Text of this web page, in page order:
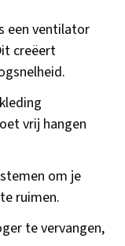
een ventilator
creëert
vrij hangen
om je
ruimen.
te vervangen,